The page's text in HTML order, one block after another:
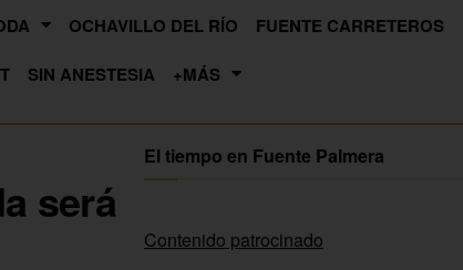
OCHAVILLO DEL RÍO
FUENTE CARRETEROS
SIN ANESTESIA +MÁS
será
El tiempo en Fuente Palmera
Contenido patrocinado